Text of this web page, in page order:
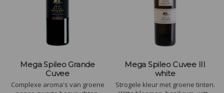
Mega Spileo Grande
Cuvee
Complexe aroma's van groene
Mega Spileo Cuvee III
white
Strogele kleur met groene tinten.